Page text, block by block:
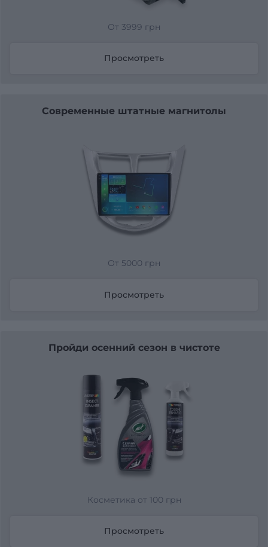
От 3999 грн
Просмотреть
Современные штатные магнитолы
От 5000 грн
Просмотреть
Пройди осенний сезон в чистоте
Косметика от 100 грн
Просмотреть